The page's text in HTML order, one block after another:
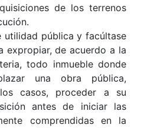
de los terrenos
utilidad pública y facúltase
expropiar, de acuerdo a la
todo inmueble donde
una obra pública,
casos, proceder a su
antes de iniciar las
comprendidas en la